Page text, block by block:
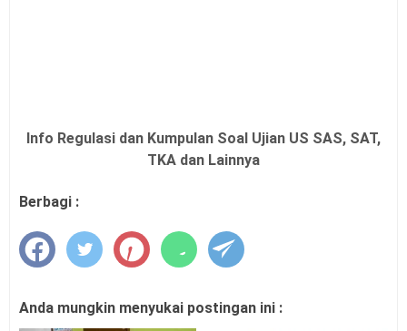
Info Regulasi dan Kumpulan Soal Ujian US SAS, SAT,
TKA dan Lainnya
Berbagi :
Anda mungkin menyukai postingan ini :